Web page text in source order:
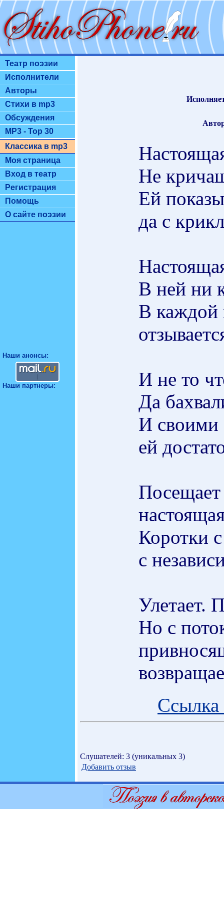
Театр поэзии
Исполнители
Авторы
Стихи в mp3
Обсуждения
MP3 - Top 30
Классика в mp3
Моя страница
Вход в театр
Регистрация
Помощь
О сайте поэзии
Наши анонсы:
Наши партнеры:
Не
Ей
да с
В ней ни
В каждой
И не то
Да
И своими
ей
Коротки
с
Улетает.
Но с
Ссылка
Слушателей: 3 (уникальных 3)
Добавить отзыв